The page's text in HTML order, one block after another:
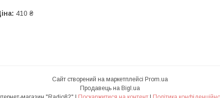
410 ₴
Сайт створений на маркетплейсі Prom.ua
Продавець на Bigl.ua